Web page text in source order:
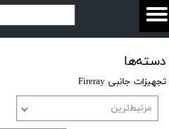
دسته‌ها
تجهیزات جانبی Fireray
مرتبط‌ترین